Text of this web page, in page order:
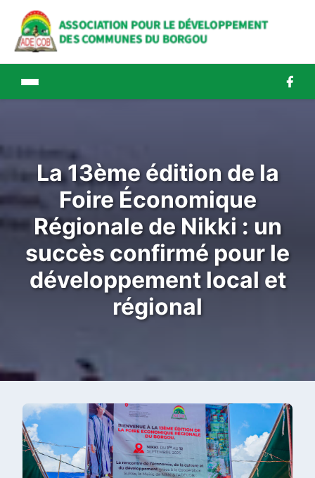
La 13ème édition de la
Foire Économique
Régionale de Nikki : un
succès confirmé pour le
développement local et
régional